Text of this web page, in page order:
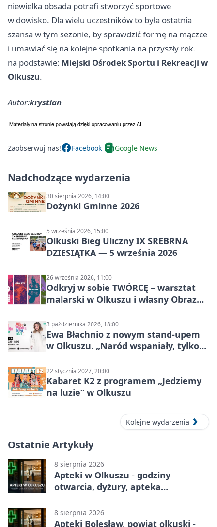
niewielka obsada potrafi stworzyć sportowe
widowisko. Dla wielu uczestników to była ostatnia
szansa w tym sezonie, by sprawdzić formę na mączce
i umawiać się na kolejne spotkania na przyszły rok.
na podstawie: Miejski Ośrodek Sportu i Rekreacji w
Olkuszu.
Autor:krystian
Zaobserwuj nas! Facebook Google News
Nadchodzące wydarzenia
30 sierpnia 2026, 14:00
Dożynki Gminne 2026
5 września 2026, 15:00
Olkuski Bieg Uliczny IX SREBRNA
DZIESIĄTKA — 5 września 2026
26 września 2026, 11:00
Odkryj w sobie TWÓRCĘ – warsztat
malarski w Olkuszu i własny Obraz
3 października 2026, 18:00
Ewa Błachnio z nowym stand-upem
w Olkuszu. „Naród wspaniały, tylko
22 stycznia 2027, 20:00
Kabaret K2 z programem „Jedziemy
na luzie” w Olkuszu
Kolejne wydarzenia
Ostatnie Artykuły
8 sierpnia 2026
Apteki w Olkuszu - godziny
otwarcia, dyżury, apteka
8 sierpnia 2026
Apteki Bolesław, powiat olkuski -